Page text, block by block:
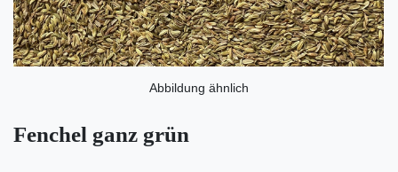
Abbildung ähnlich
Fenchel ganz grün